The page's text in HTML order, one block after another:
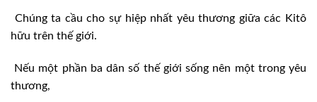
Chúng ta cầu cho sự hiệp nhất yêu thương giữa các Kitô
hữu trên thế giới.
Nếu một phần ba dân số thế giới sống nên một trong yêu
thương,